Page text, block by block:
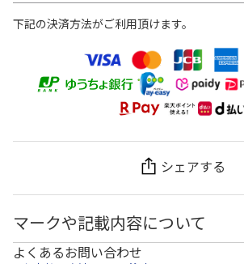
下記の決済方法がご利用頂けます。
シェアする
マークや記載内容について
よくあるお問い合わせ